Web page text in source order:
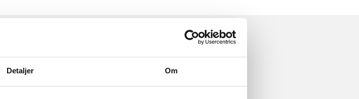
Detaljer Om